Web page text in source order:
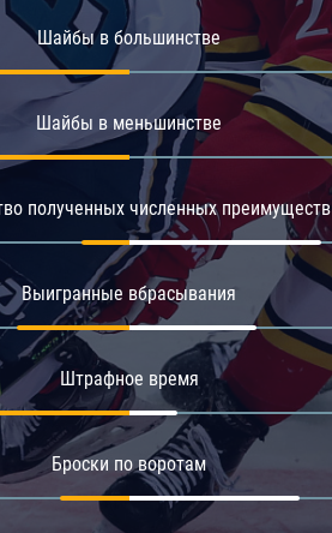
Юлаев
Шайбы в большинстве
Шайбы в меньшинстве
полученных численных преимуществ
Выигранные вбрасывания
Штрафное время
Броски по воротам